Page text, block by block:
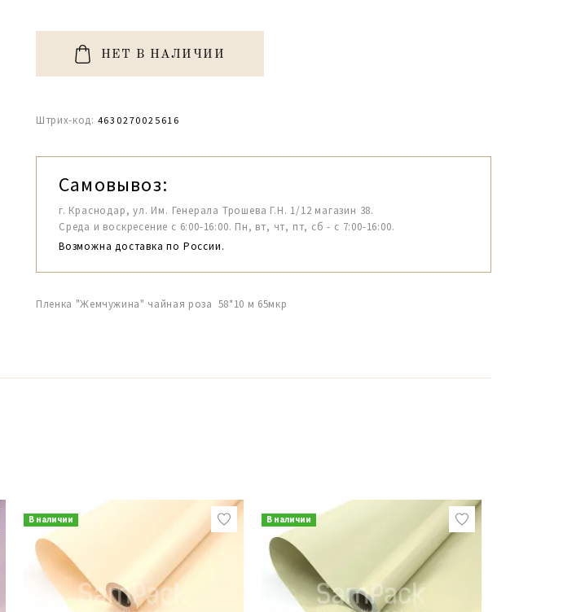
НЕТ В НАЛИЧИИ
Штрих-код: 4630270025616
Самовывоз:
г. Краснодар, ул. Им. Генерала Трошева Г.Н. 1/12 магазин 38.
Среда и воскресение с 6:00-16:00. Пн, вт, чт, пт, сб - с 7:00-16:00.
Возможна доставка по России.
Пленка "Жемчужина" чайная роза 58*10 м 65мкр
В наличии В наличии